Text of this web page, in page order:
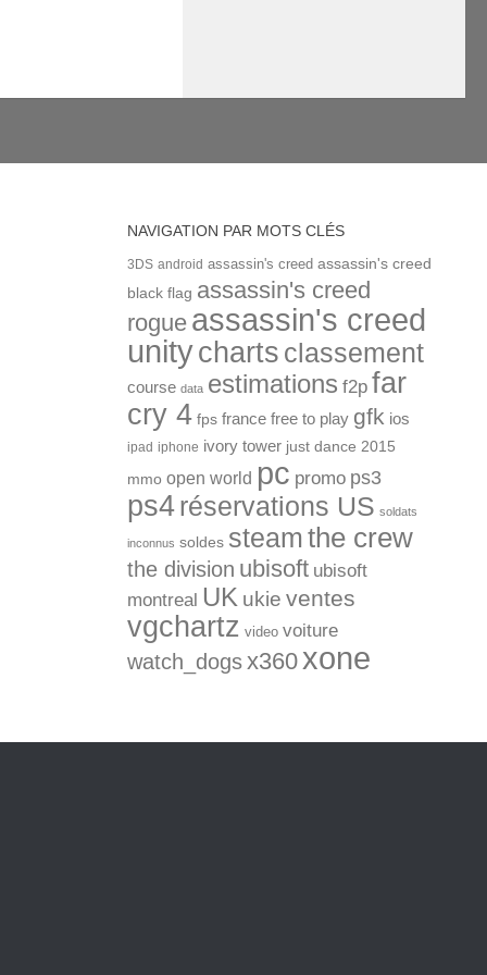
NAVIGATION PAR MOTS CLÉS
3DS android assassin's creed assassin's creed
black flag assassin's creed
rogue assassin's creed
unitycharts classement
course data estimations f2p far
cry 4 fps france free to play gfk ios
ipad iphone ivory tower just dance 2015
mmo open world pc promo ps3
ps4réservations US soldats
inconnus soldes steamthe crew
the division ubisoft ubisoft
montreal UK ukie ventes
vgchartz video voiture
watch_dogsx360 xone